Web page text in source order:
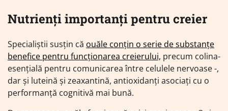
Nutrienți importanți pentru creier
Specialiștii susțin că ouăle conțin o serie de substanțe
benefice pentru funcționarea creierului, precum colina-
esențială pentru comunicarea între celulele nervoase -,
dar și luteină și zeaxantină, antioxidanți asociați cu o
performanță cognitivă mai bună.